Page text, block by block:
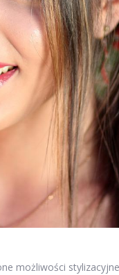
możliwości